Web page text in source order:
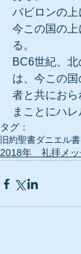
バビロンの上
今この国の
る。
BC6世紀、
は、今この
者と共におら
まことにハレ
タグ：
旧約聖書ダニエル書
2018年 礼拝メッ